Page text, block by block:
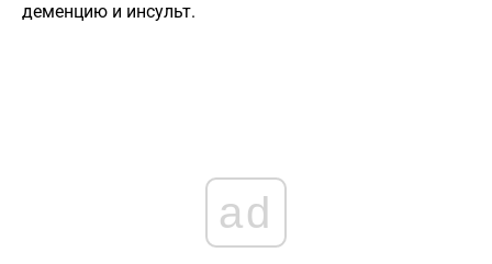
деменцию и инсульт.
ad